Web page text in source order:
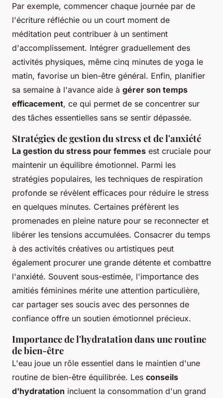
Par exemple, commencer chaque journée par de
l'écriture réfléchie ou un court moment de
méditation peut contribuer à un sentiment
d'accomplissement. Intégrer graduellement des
activités physiques, même cinq minutes de yoga le
matin, favorise un bien-être général. Enfin, planifier
sa semaine à l'avance aide à gérer son temps
efficacement, ce qui permet de se concentrer sur
des tâches essentielles sans se sentir dépassée.
Stratégies de gestion du stress et de l'anxiété
La gestion du stress pour femmes est cruciale pour
maintenir un équilibre émotionnel. Parmi les
stratégies populaires, les techniques de respiration
profonde se révèlent efficaces pour réduire le stress
en quelques minutes. Certaines préfèrent les
promenades en pleine nature pour se reconnecter et
libérer les tensions accumulées. Consacrer du temps
à des activités créatives ou artistiques peut
également procurer une grande détente et combattre
l'anxiété. Souvent sous-estimée, l'importance des
amitiés féminines mérite une attention particulière,
car partager ses soucis avec des personnes de
confiance offre un soutien émotionnel précieux.
Importance de l'hydratation dans une routine
de bien-être
L'eau joue un rôle essentiel dans le maintien d'une
routine de bien-être équilibrée. Les conseils
d'hydratation incluent la consommation d'un grand